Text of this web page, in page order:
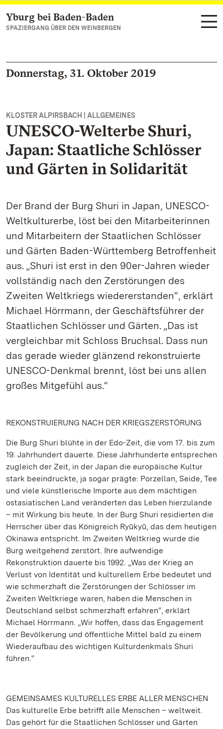
Zum Hauptinhalt springen
Yburg bei Baden-Baden
SPAZIERGANG ÜBER DEN WEINBERGEN
Donnerstag, 31. Oktober 2019
KLOSTER ALPIRSBACH | ALLGEMEINES
UNESCO-Welterbe Shuri,
Japan: Staatliche Schlösser
und Gärten in Solidarität
Der Brand der Burg Shuri in Japan, UNESCO-
Weltkulturerbe, löst bei den Mitarbeiterinnen
und Mitarbeitern der Staatlichen Schlösser
und Gärten Baden-Württemberg Betroffenheit
aus. „Shuri ist erst in den 90er-Jahren wieder
vollständig nach den Zerstörungen des
Zweiten Weltkriegs wiedererstanden“, erklärt
Michael Hörrmann, der Geschäftsführer der
Staatlichen Schlösser und Gärten. „Das ist
vergleichbar mit Schloss Bruchsal. Dass nun
das gerade wieder glänzend rekonstruierte
UNESCO-Denkmal brennt, löst bei uns allen
großes Mitgefühl aus.“
REKONSTRUIERUNG NACH DER KRIEGSZERSTÖRUNG
Die Burg Shuri blühte in der Edo-Zeit, die vom 17. bis zum
19. Jahrhundert dauerte. Diese Jahrhunderte entsprechen
zugleich der Zeit, in der Japan die europäische Kultur
stark beeindruckte, ja sogar prägte: Porzellan, Seide, Tee
und viele künstlerische Importe aus dem mächtigen
ostasiatischen Land veränderten das Leben hierzulande
– mit Wirkung bis heute. In der Burg Shuri residierten die
Herrscher über das Königreich Ryūkyū, das dem heutigen
Okinawa entspricht. Im Zweiten Weltkrieg wurde die
Burg weitgehend zerstört. Ihre aufwendige
Rekonstruktion dauerte bis 1992. „Was der Krieg an
Verlust von Identität und kulturellem Erbe bedeutet und
wie schmerzhaft die Zerstörungen der Schlösser im
Zweiten Weltkriege waren, haben die Menschen in
Deutschland selbst schmerzhaft erfahren“, erklärt
Michael Hörrmann. „Wir hoffen, dass das Engagement
der Bevölkerung und öffentliche Mittel bald zu einem
Wiederaufbau des wichtigen Kulturdenkmals Shuri
führen.“
GEMEINSAMES KULTURELLES ERBE ALLER MENSCHEN
Das kulturelle Erbe betrifft alle Menschen – weltweit.
Das gehört für die Staatlichen Schlösser und Gärten